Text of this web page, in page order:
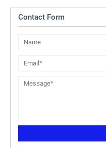
Contact Form